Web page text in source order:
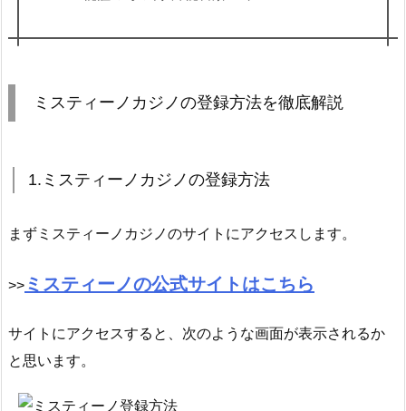
ミスティーノカジノの登録方法を徹底解説
1.ミスティーノカジノの登録方法
まずミスティーノカジノのサイトにアクセスします。
>> ミスティーノの公式サイトはこちら
サイトにアクセスすると、次のような画面が表示されるか
と思います。